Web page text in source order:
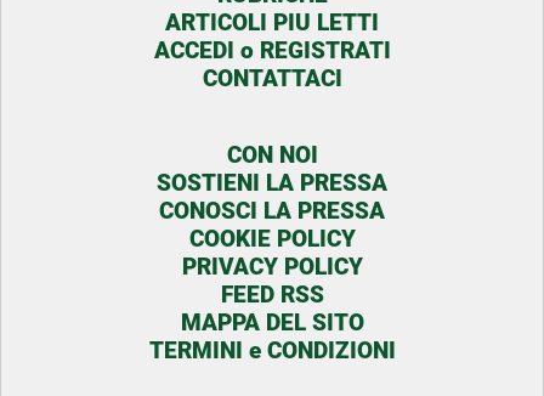
ARTICOLI PIU LETTI
ACCEDI o REGISTRATI
CONTATTACI
CON NOI
SOSTIENI LA PRESSA
CONOSCI LA PRESSA
COOKIE POLICY
PRIVACY POLICY
FEED RSS
MAPPA DEL SITO
TERMINI e CONDIZIONI